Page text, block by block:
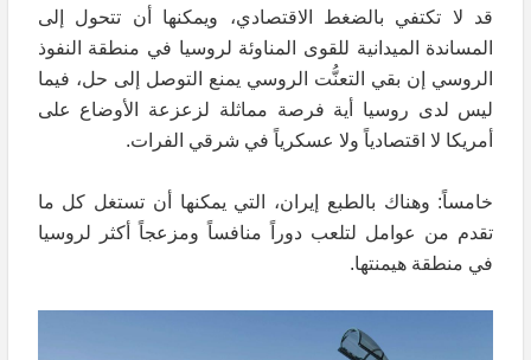
قد لا تكتفي بالضغط الاقتصادي، ويمكنها أن تتحول إلى
المساندة الميدانية للقوى المناوئة لروسيا في منطقة النفوذ
الروسي إن بقي التعنُّت الروسي يمنع التوصل إلى حل، فيما
ليس لدى روسيا أية فرصة مماثلة لزعزعة الأوضاع على
أمريكا لا اقتصادياً ولا عسكرياً في شرقي الفرات.
خامساً: وهناك بالطبع إيران، التي يمكنها أن تستغل كل ما
تقدم من عوامل لتلعب دوراً منافساً ومزعجاً أكثر لروسيا
في منطقة هيمنتها.